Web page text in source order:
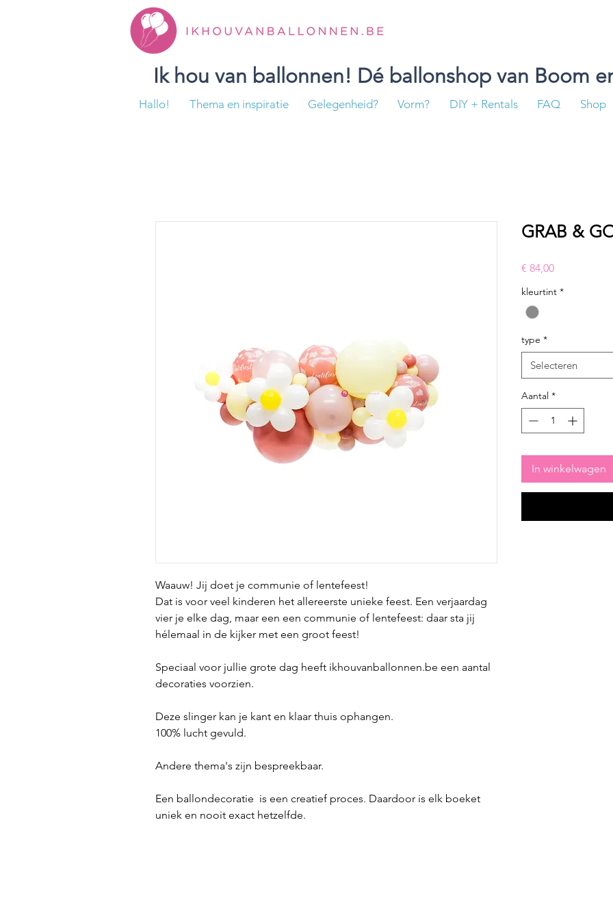
Ik hou van ballonnen! Dé ballonshop van Boom
Hallo! Thema en inspiratie Gelegenheid? Vorm? DIY + Rentals FAQ Shop
Waauw! Jij doet je communie of lentefeest!
Dat is voor veel kinderen het allereerste unieke feest. Een verjaardag
vier je elke dag, maar een een communie of lentefeest: daar sta jij
hélemaal in de kijker met een groot feest!
Speciaal voor jullie grote dag heeft ikhouvanballonnen.be een aantal
decoraties voorzien.
Deze slinger kan je kant en klaar thuis ophangen.
100% lucht gevuld.
Andere thema's zijn bespreekbaar.
Een ballondecoratie is een creatief proces. Daardoor is elk boeket
uniek en nooit exact hetzelfde.
GRAB &
€ 84,00Prijs
kleurtint *
type *
Selecteren
Aantal *
In winkelwagen